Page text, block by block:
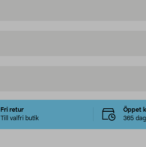
Fri retur
Till valfri butik
Öppet
365